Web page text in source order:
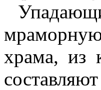
храма, из